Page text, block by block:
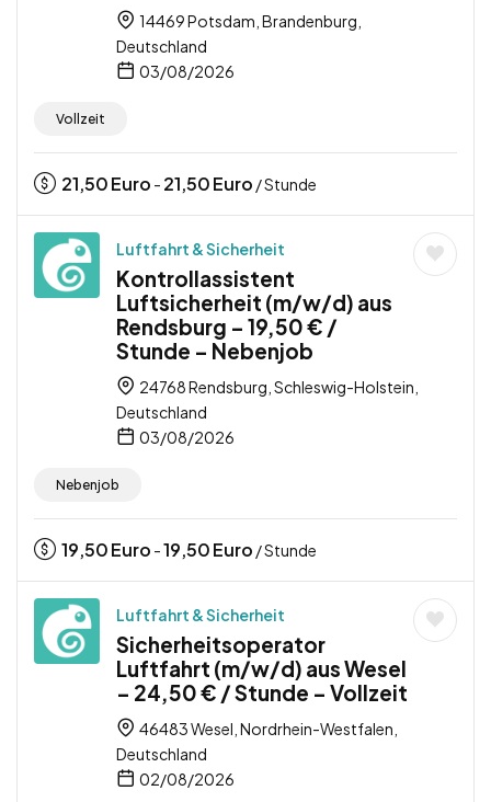
14469 Potsdam, Brandenburg,
Deutschland
03/08/2026
Vollzeit
21,50Euro - 21,50Euro / Stunde
Luftfahrt & Sicherheit
Kontrollassistent
Luftsicherheit (m/w/d) aus
Rendsburg – 19,50 € /
Stunde – Nebenjob
24768 Rendsburg, Schleswig-Holstein,
Deutschland
03/08/2026
Nebenjob
19,50Euro -19,50Euro / Stunde
Luftfahrt & Sicherheit
Sicherheitsoperator
Luftfahrt (m/w/d) aus Wesel
– 24,50 € / Stunde – Vollzeit
46483 Wesel, Nordrhein-Westfalen,
Deutschland
02/08/2026